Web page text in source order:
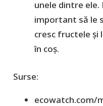
unele dintre ele.
important să le
cresc fructele și
în coș.
Surse:
ecowatch.com/